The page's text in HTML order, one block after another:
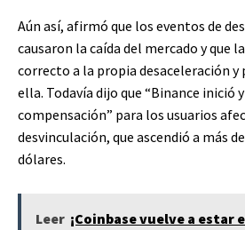
Aún así, afirmó que los eventos de
causaron la caída del mercado y que
correcto a la propia desaceleración
ella. Todavía dijo que “Binance inició
compensación” para los usuarios
desvinculación, que ascendió a más
dólares.
Leer ¡Coinbase vuelve a estar